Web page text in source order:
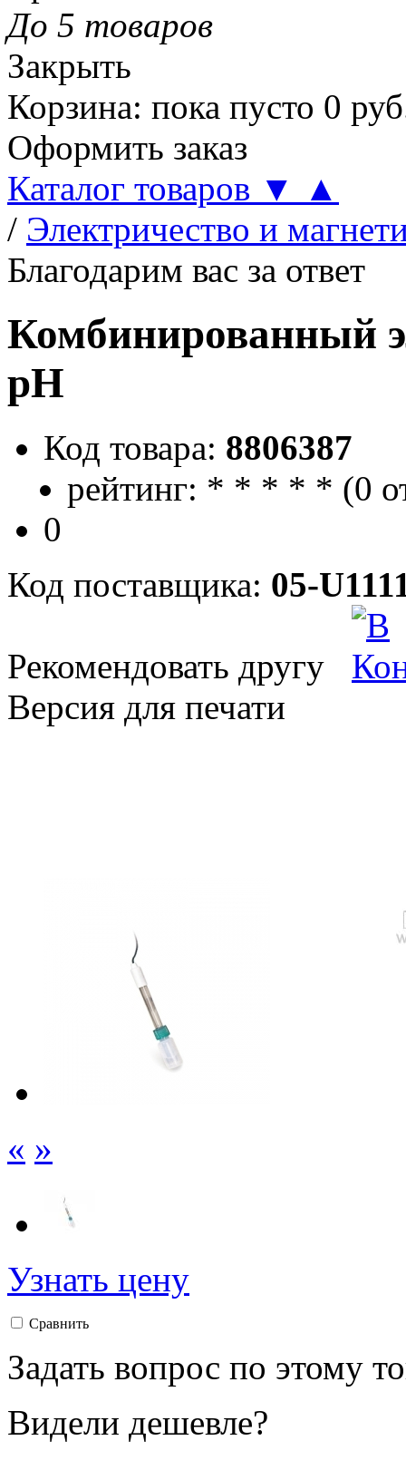
До 5 товаров
Закрыть
Корзина: пока пусто 0
Оформить заказ
Каталог товаров ▼
▲
/ Электричество и
Благодарим вас за ответ
Комбинированный
pH
Код товара: 8806387
рейтинг: * * * * * (0
0
Код поставщика: 05-
Рекомендовать другу
Версия для печати
« »
Узнать цену
Сравнить
Задать вопрос по этому
Видели дешевле?